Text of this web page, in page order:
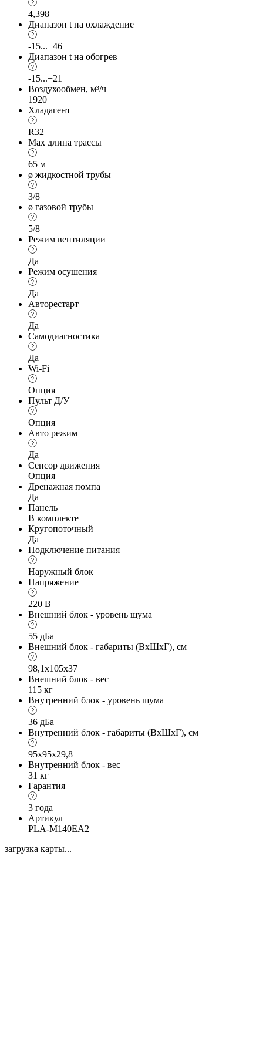
4,398
Диапазон t на охлаждение
-15...+46
Диапазон t на обогрев
-15...+21
Воздухообмен, м³/ч
1920
Хладагент
R32
Max длина трассы
65 м
ø жидкостной трубы
3/8
ø газовой трубы
5/8
Режим вентиляции
Да
Режим осушения
Да
Авторестарт
Да
Самодиагностика
Да
Wi-Fi
Опция
Пульт Д/У
Опция
Авто режим
Да
Сенсор движения
Опция
Дренажная помпа
Да
Панель
В комплекте
Кругопоточный
Да
Подключение питания
Наружный блок
Напряжение
220 В
Внешний блок - уровень шума
55 дБа
Внешний блок - габариты (ВхШхГ), см
98,1x105x37
Внешний блок - вес
115 кг
Внутренний блок - уровень шума
36 дБа
Внутренний блок - габариты (ВхШхГ), см
95x95х29,8
Внутренний блок - вес
31 кг
Гарантия
3 года
Артикул
PLA-M140EA2
загрузка карты...